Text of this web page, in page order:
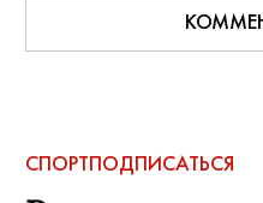
МАТЕРИАЛ ИЗ НОМЕРА: